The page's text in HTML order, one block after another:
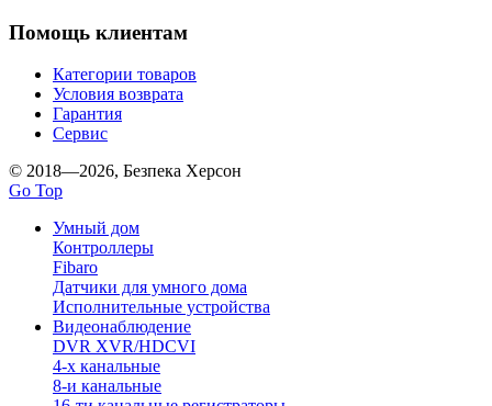
Помощь клиентам
Категории товаров
Условия возврата
Гарантия
Сервис
© 2018—2026, Безпека Херсон
Go Top
Умный дом
Контроллеры
Fibaro
Датчики для умного дома
Исполнительные устройства
Видеонаблюдение
DVR XVR/HDCVI
4-x канальные
8-и канальные